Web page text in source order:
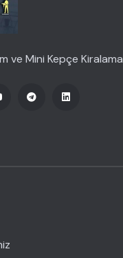
ve Mini Kepçe Kiralama